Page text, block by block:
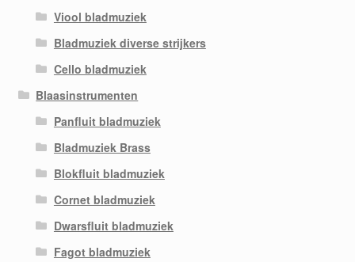
Viool bladmuziek
Bladmuziek diverse strijkers
Cello bladmuziek
Blaasinstrumenten
Panfluit bladmuziek
Bladmuziek Brass
Blokfluit bladmuziek
Cornet bladmuziek
Dwarsfluit bladmuziek
Fagot bladmuziek